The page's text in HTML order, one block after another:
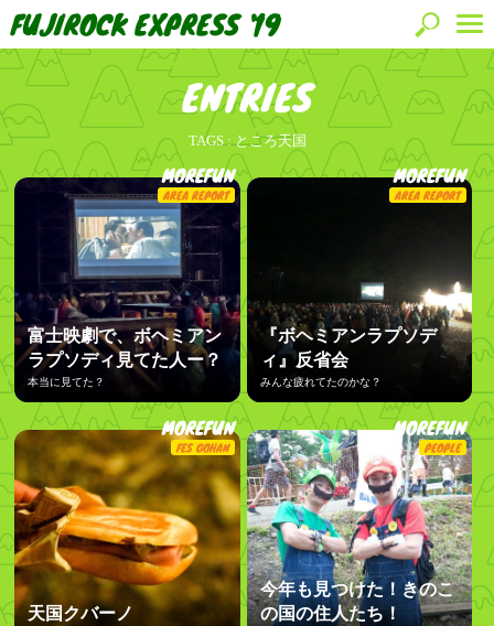
FUJIROCK EXPRESS '19
ENTRIES
TAGS : ところ天国
MOREFUN
AREA REPORT
富士映劇で、ボヘミアン
ラプソディ見てた人ー？
本当に見てた？
MOREFUN
AREA REPORT
『ボヘミアンラプソデ
ィ』反省会
みんな疲れてたのかな？
MOREFUN
FES GOHAN
天国クバーノ
MOREFUN
PEOPLE
今年も見つけた！きのこ
の国の住人たち！